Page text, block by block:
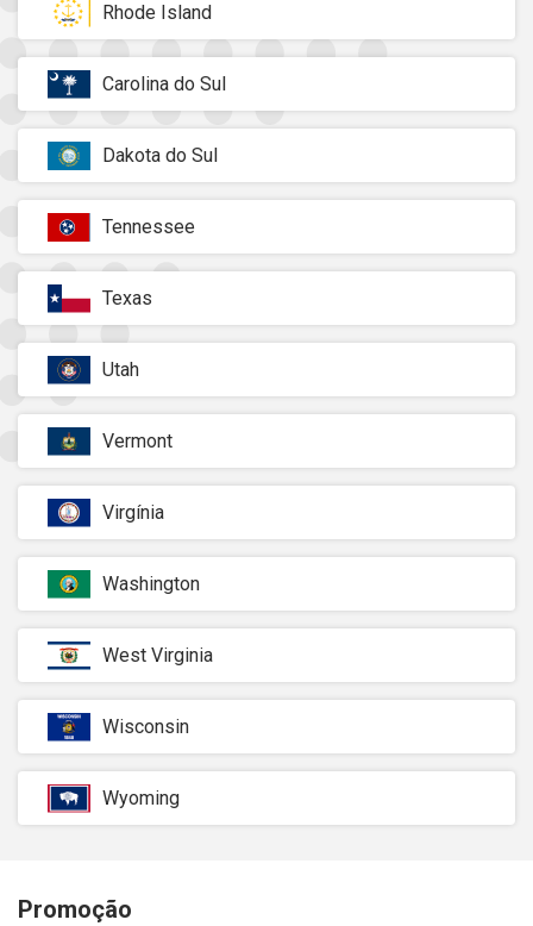
Rhode Island
Carolina do Sul
Dakota do Sul
Tennessee
Texas
Utah
Vermont
Virgínia
Washington
West Virginia
Wisconsin
Wyoming
Promoção